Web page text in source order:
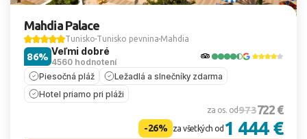
Mahdia Palace
Tunisko Tunisko pevnina Mahdia
Veľmi dobré
4560 hodnotení
86%
Piesočná pláž
Ležadlá a slnečníky zdarma
Hotel priamo pri pláži
za os. od973722 €
-26% za všetkých od 1 444 €